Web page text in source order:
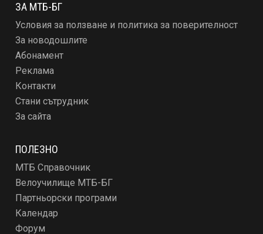
ЗА МТБ-БГ
Условия за ползване и политика за поверителност
За новодошлите
Абонамент
Реклама
Контакти
Стани сътрудник
За сайта
ПОЛЕЗНО
МТБ Справочник
Велоучилище МТБ-БГ
Партньорски програми
Календар
Форум